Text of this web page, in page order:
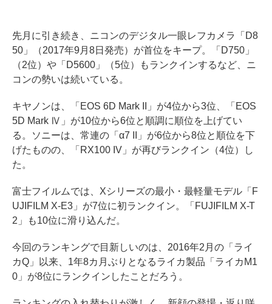
先月に引き続き、ニコンのデジタル一眼レフカメラ「D8
50」（2017年9月8日発売）が首位をキープ。「D750」
（2位）や「D5600」（5位）もランクインするなど、ニ
コンの勢いは続いている。
キヤノンは、「EOS 6D Mark II」が4位から3位、「EOS
5D Mark Ⅳ」が10位から6位と順調に順位を上げてい
る。ソニーは、常連の「α7 II」が6位から8位と順位を下
げたものの、「RX100 IV」が再びランクイン（4位）し
た。
富士フイルムでは、Xシリーズの最小・最軽量モデル「F
UJIFILM X-E3」が7位に初ランクイン。「FUJIFILM X-T
2」も10位に滑り込んだ。
今回のランキングで目新しいのは、2016年2月の「ライ
カQ」以来、1年8カ月ぶりとなるライカ製品「ライカM1
0」が8位にランクインしたことだろう。